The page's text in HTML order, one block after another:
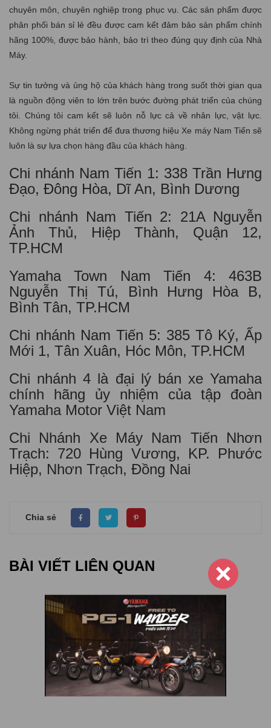
chuyên môn, chuyên nghiệp trong phục vụ. Các sản phẩm được
phân phối bán sỉ lẻ đều được cam kết đảm bảo sản phẩm chính
hãng 100%, được bảo hành, bảo trì theo đúng quy định của Nhà
Máy.
Sự tin tưởng và ủng hộ của khách hàng trong suốt thời gian qua
là nguồn động viên to lớn trên bước đường phát triển của chúng
tôi. Chúng tôi cam kết sẽ luôn nỗ lực cả về nhân lực, vật lực.
Không ngừng phát triển để đưa thương hiệu Xe máy Nam Tiến sẽ
luôn là sự lựa chọn hàng đầu của khách hàng.
Chi nhánh Nam Tiến 1: 338 Trần Hưng
Đạo, Đông Hòa, Dĩ An, Bình Dương
Chi nhánh Nam Tiến 2: 21A Nguyễn
Ảnh Thủ, Hiệp Thành, Quận 12,
TP.HCM
Yamaha Town Nam Tiến 4: 463B
Nguyễn Thị Tú, Bình Hưng Hòa B,
Bình Tân, TP.HCM
Chi nhánh Nam Tiến 5: 385 Tô Ký, Ấp
Mới 1, Tân Xuân, Hóc Môn, TP.HCM
Chi nhánh 4 là đại lý bán xe Yamaha
chính hãng ủy nhiệm của tập đoàn
Yamaha Motor Việt Nam
Chi Nhánh Xe Máy Nam Tiến Nhơn
Trạch: 720 Hùng Vương, KP. Phước
Hiệp, Nhơn Trạch, Đồng Nai
Chia sẻ
BÀI VIẾT LIÊN QUAN